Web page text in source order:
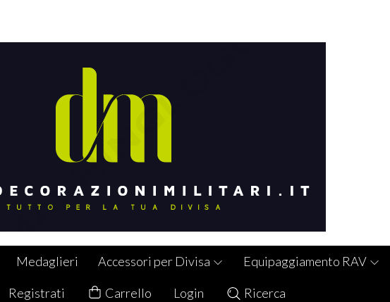
Medaglieri Accessori per Divisa Equipaggiamento RAV
Registrati Carrello Login Ricerca